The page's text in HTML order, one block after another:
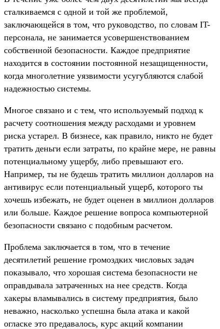
сталкиваемся с одной и той же проблемой,
заключающейся в том, что руководство, по словам IT-
персонала, не занимается усовершенствованием
собственной безопасности. Каждое предприятие
находится в состоянии постоянной незащищенности,
когда многолетние уязвимости усугубляются слабой
надежностью системы.
Многое связано и с тем, что используемый подход к
расчету соотношения между расходами и уровнем
риска устарел. В бизнесе, как правило, никто не будет
тратить деньги если затраты, по крайне мере, не равны
потенциальному ущербу, либо превышают его.
Например, ты не будешь тратить миллион долларов на
антивирус если потенциальный ущерб, которого ты
хочешь избежать, не будет оценен в миллион долларов
или больше. Каждое решение вопроса компьютерной
безопасности связано с подобным расчетом.
Проблема заключается в том, что в течение
десятилетий решение громоздких числовых задач
показывало, что хорошая система безопасности не
оправдывала затраченных на нее средств. Когда
хакеры вламывались в систему предприятия, было
неважно, насколько успешна была атака и какой
огласке это предавалось, курс акций компании